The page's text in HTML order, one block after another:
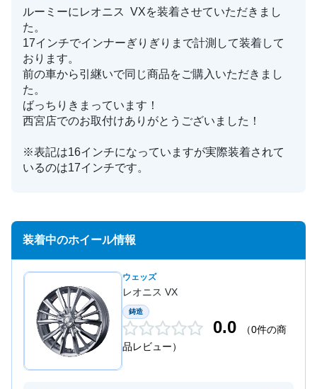
ルーミーにレオニス VXを装着させていただきまし
た。
17インチでインナーぎりぎりまで計測して装着して
おります。
前の車から引継いで同じ商品をご購入いただきまし
た。
ばっちりきまっています！
西宮店でのお取付けありがとうございました！
※表記は16インチになっていますが実際装着されて
いるのは17インチです。
装着中のホイール情報
ウェッズ
レオニス VX
鋳造
0.0
（0件の商
品レビュー）